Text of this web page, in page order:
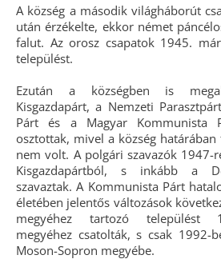
A község a második világháborút
után érzékelte, ekkor német
falut. Az orosz csapatok 1945.
települést.
Ezután a községben is
Kisgazdapárt, a Nemzeti
Párt és a Magyar Kommunista
osztottak, mivel a község
nem volt. A polgári szavazók 1947-
Kisgazdapártból, s inkább a
szavaztak. A Kommunista Párt
életében jelentős változások
megyéhez tartozó települést
megyéhez csatolták, s csak 1992-
Moson-Sopron megyébe.